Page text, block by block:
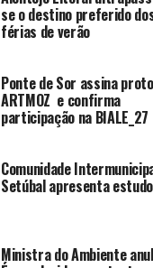
se o destino preferido
férias de verão
Ponte de Sor assina
ARTMOZ e confirma
participação na BIALE_27
Comunidade
Setúbal apresenta
Ministra do Ambiente